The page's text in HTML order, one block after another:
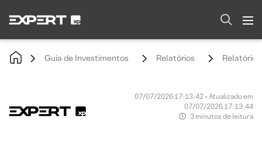
Guia de Investimentos Relatórios Relatório
07/07/2026 17:13:42 • Atualizado em
07/07/2026 17:13:44
3 minutos de leitura